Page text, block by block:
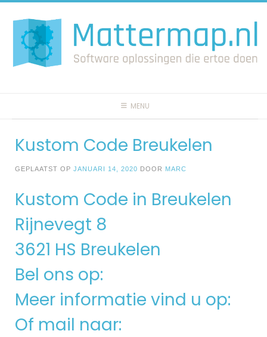
naar
inhoud
MENU
Kustom Code Breukelen
GEPLAATST OP JANUARI 14, 2020 DOOR MARC
Kustom Code in Breukelen
Rijnevegt 8
3621 HS Breukelen
Bel ons op:
Meer informatie vind u op:
Of mail naar: